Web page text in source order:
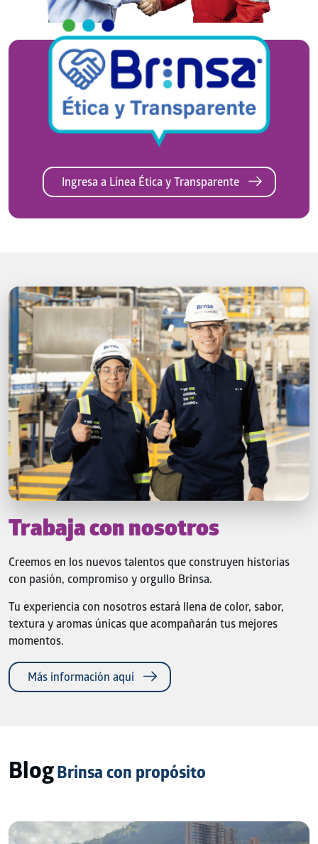
Ingresa a Línea Ética y Transparente
Trabaja con nosotros
Creemos en los nuevos talentos que construyen historias
con pasión, compromiso y orgullo Brinsa.
Tu experiencia con nosotros estará llena de color, sabor,
textura y aromas únicas que acompañarán tus mejores
momentos.
Más información aquí
BlogBrinsa con propósito